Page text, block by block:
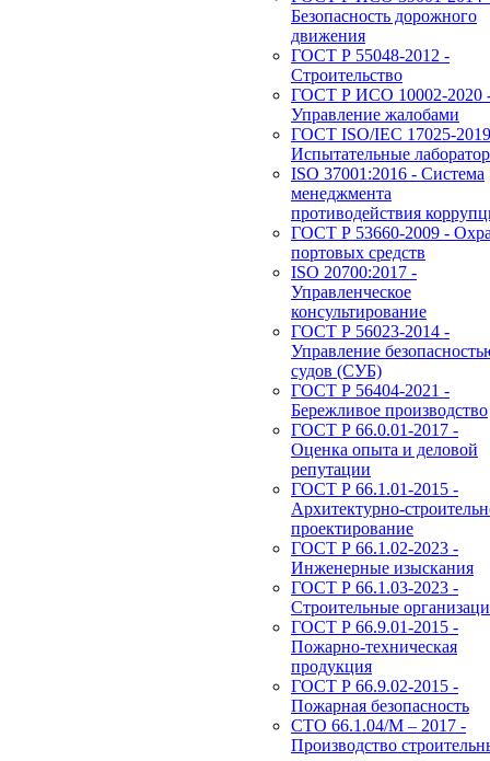
Безопасность дорожного
движения
ГОСТ Р 55048-2012 -
Строительство
ГОСТ Р ИСО 10002-2020
Управление жалобами
ГОСТ ISO/IEC 17025-
Испытательные
ISO 37001:2016 - Система
менеджмента
противодействия
ГОСТ Р 53660-2009 -
портовых средств
ISO 20700:2017 -
Управленческое
консультирование
ГОСТ Р 56023-2014 -
Управление
судов (СУБ)
ГОСТ Р 56404-2021 -
Бережливое производство
ГОСТ Р 66.0.01-2017 -
Оценка опыта и деловой
репутации
ГОСТ Р 66.1.01-2015 -
Архитектурно-
проектирование
ГОСТ Р 66.1.02-2023 -
Инженерные изыскания
ГОСТ Р 66.1.03-2023 -
Строительные
ГОСТ Р 66.9.01-2015 -
Пожарно-техническая
продукция
ГОСТ Р 66.9.02-2015 -
Пожарная безопасность
СТО 66.1.04/М – 2017 -
Производство